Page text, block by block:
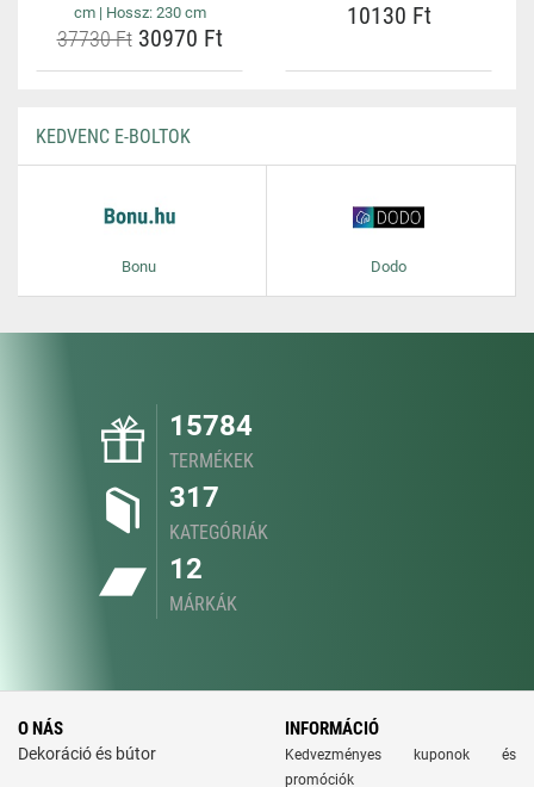
cm | Hossz: 230 cm
37730 Ft30970 Ft
10130 Ft
KEDVENC E-BOLTOK
Bonu Dodo
15784
TERMÉKEK
317
KATEGÓRIÁK
12
MÁRKÁK
O NÁS
Dekoráció és bútor
INFORMÁCIÓ
Kedvezményes kuponok és
promóciók